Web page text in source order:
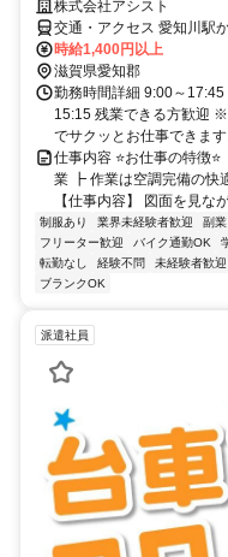
株式会社アシスト
交通・アクセス 愛知川駅
時給1,400円以上
滋賀県愛知郡
勤務時間詳細 9:00～
15:15 残業できる方歓迎
でサクッとお仕事できます
仕事内容 ⭐️お仕事の特徴
業 ┣ 作業は空調完備の快
【仕事内容】 図面を見な
制服あり 業界未経験者歓迎 副
フリーター歓迎
バイク通勤OK
転勤なし
経験不問 未経験者歓迎
ブランクOK
派遣社員